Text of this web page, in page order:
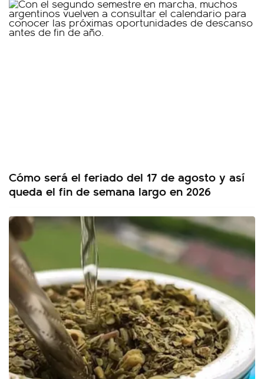
Cómo será el feriado del 17 de agosto y así
queda el fin de semana largo en 2026